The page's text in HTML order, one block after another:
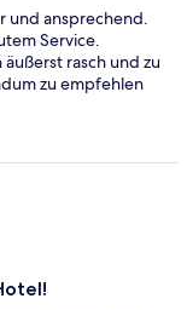
und ansprechend.
Service.
rasch und zu
zu empfehlen